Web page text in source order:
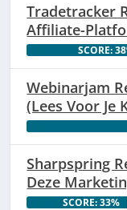
Tradetracker
Affiliate-
SCORE:
Webinarjam
(Lees Voor Je
Sharpspring
Deze
SCORE: 33%